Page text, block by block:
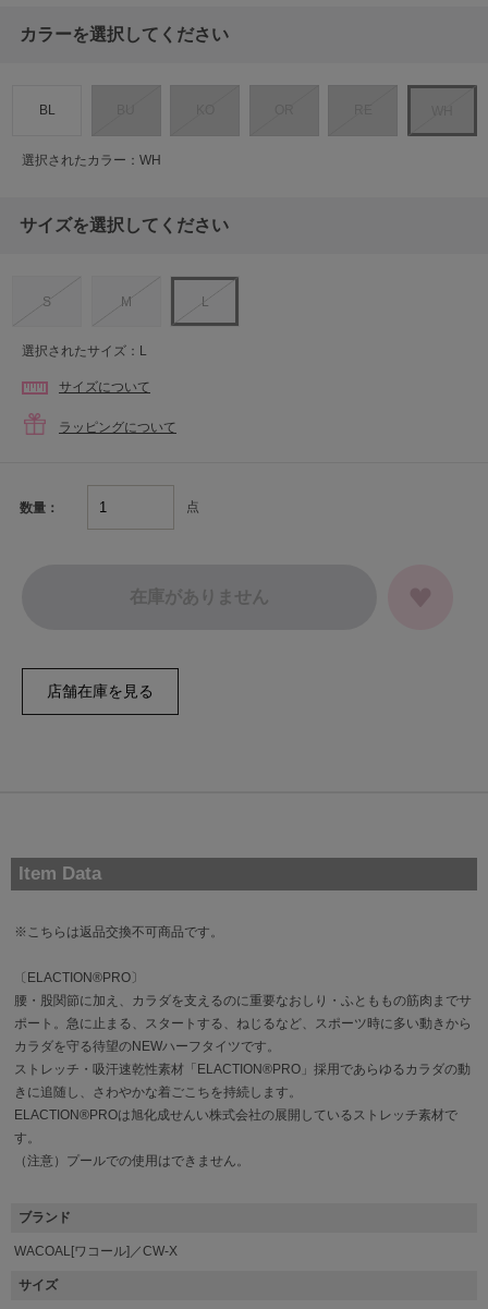
カラーを選択してください
BL
選択されたカラー：WH
サイズを選択してください
S M L
選択されたサイズ：L
サイズについて
ラッピングについて
数量： 点
在庫がありません
Item Data
※こちらは返品交換不可商品です。
〔ELACTION®PRO〕
腰・股関節に加え、カラダを支えるのに重要なおしり・ふとももの筋肉までサ
ポート。急に止まる、スタートする、ねじるなど、スポーツ時に多い動きから
カラダを守る待望のNEWハーフタイツです。
ストレッチ・吸汗速乾性素材「ELACTION®PRO」採用であらゆるカラダの動
きに追随し、さわやかな着ごこちを持続します。
ELACTION®PROは旭化成せんい株式会社の展開しているストレッチ素材で
す。
（注意）プールでの使用はできません。
ブランド
WACOAL[ワコール]／CW-X
サイズ